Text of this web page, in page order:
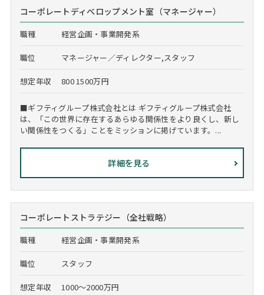
コーポレートディべロップメント室（マネージャー）
職種 経営企画・事業開発系
職位 マネージャー／ディレクター,スタッフ
想定年収 800 1500万円
■ギフティグループ株式会社とは ギフティグループ株式会社
は、「この世界に存在するあらゆる関係性をより良くし、新し
い関係性をつくる」ことをミッションに掲げています。...
詳細を見る
コーポレートストラテジー（全社戦略）
職種 経営企画・事業開発系
職位 スタッフ
想定年収 1000～2000万円